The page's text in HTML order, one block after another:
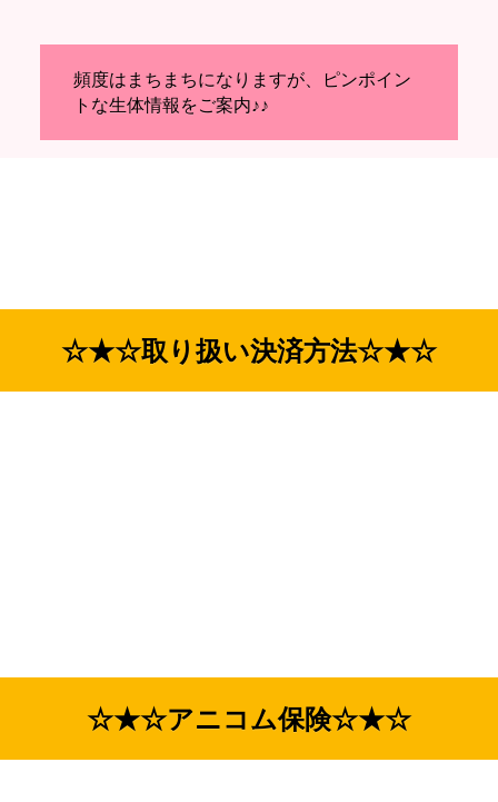
頻度はまちまちになりますが、ピンポイン
トな生体情報をご案内♪♪
☆★☆取り扱い決済方法☆★☆
☆★☆アニコム保険☆★☆